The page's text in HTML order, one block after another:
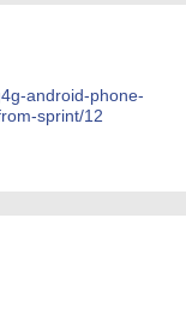
android-phone-
sprint/12